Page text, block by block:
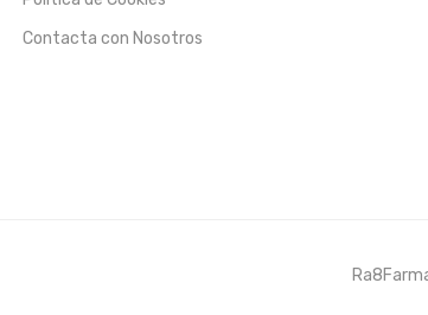
Contacta con Nosotros